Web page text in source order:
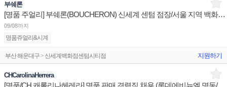
부쉐론
[명품 주얼리] 부쉐론(BOUCHERON) 신세계 센텀 점장/서울 지역 백화점 판매사원 채용
09/08까지
명품쥬얼리&시계
부산 해운대구 > 신세계백화점센텀시티점 지원하기
CHCarolinaHerrera
[명품/CH 캐롤리나헤레라] 명품 판매 경력직 채용 (롯데에비뉴엘 명동/잠실/부산)